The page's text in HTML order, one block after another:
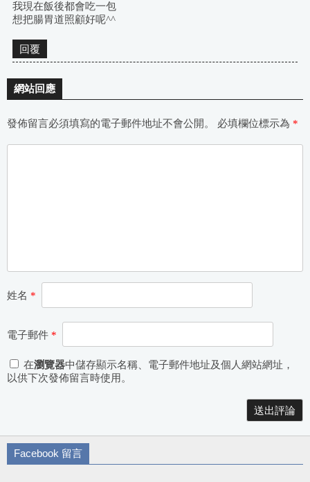
我現在飯後都會吃一包
想把腸胃道照顧好呢^^
回覆
網站回應
發佈留言必須填寫的電子郵件地址不會公開。 必填欄位標示為 *
姓名 *
電子郵件 *
在瀏覽器中儲存顯示名稱、電子郵件地址及個人網站網址，
以供下次發佈留言時使用。
Facebook 留言